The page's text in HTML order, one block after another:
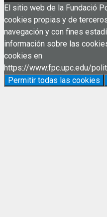
El sitio web de la Fundació
cookies propias y de
navegación y con fines
información sobre las
cookies en
https://www.fpc.upc.edu/
Permitir todas las cookies